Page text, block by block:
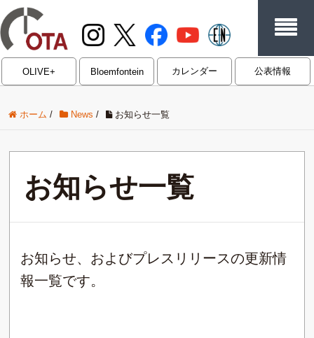
OLIVE+ Bloemfontein カレンダー 公表情報
ホーム / News / お知らせ一覧
お知らせ一覧
お知らせ、およびプレスリリースの更新情
報一覧です。